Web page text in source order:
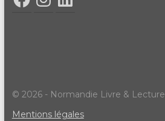
© 2026 - Normandie Livre & Lecture
Mentions légales